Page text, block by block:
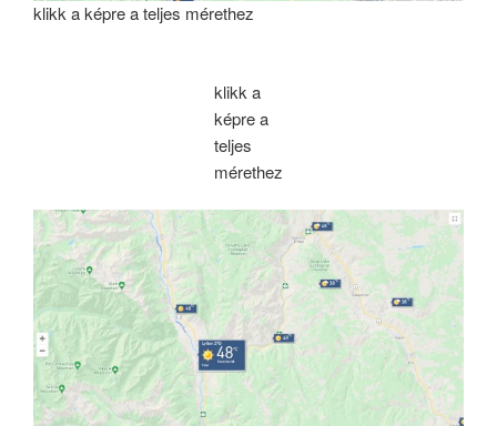
klikk a képre a teljes mérethez
klikk a
képre a
teljes
mérethez